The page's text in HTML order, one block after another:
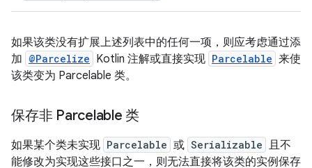
如果该类没有扩展上述列表中的任何一项，则应考虑通过添
加 @Parcelize Kotlin 注解或直接实现 Parcelable 来使
该类变为 Parcelable 类。
保存非 Parcelable 类
如果某个类未实现 Parcelable 或 Serializable 且不
能修改为实现这些接口之一，则无法直接将该类的实例保存